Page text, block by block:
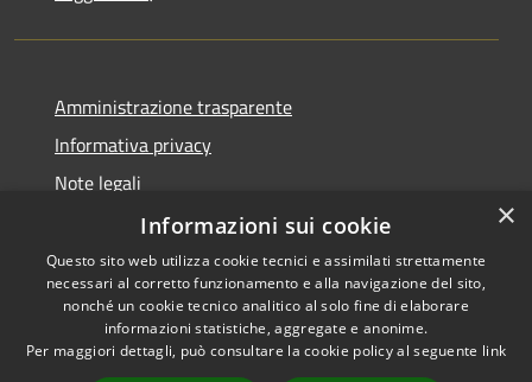
Amministrazione trasparente
Informativa privacy
Note legali
Dichiarazione di accessibilità
RSS
Accessibilità
Copyright © 2026 • Unione
×
Informazioni sui cookie
Questo sito web utilizza cookie tecnici e assimilati strettamente
necessari al corretto funzionamento e alla navigazione del sito,
nonché un cookie tecnico analitico al solo fine di elaborare
informazioni statistiche, aggregate e anonime.
Per maggiori dettagli, può consultare la cookie policy al seguente link